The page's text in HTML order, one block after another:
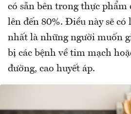
có sẵn bên trong thực phẩm
lên đến 80%. Điều này sẽ có
nhất là những người muốn
bị các bệnh về tim mạch
đường, cao huyết áp.